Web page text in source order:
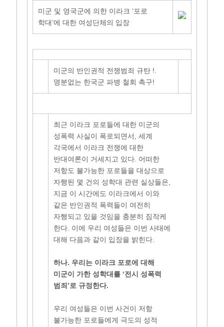
미군 및 영국군에 의한 이라크 ‘포로
학대’에 대한 여성단체의 입장
미군의 반인권적 전쟁범죄 규탄 !.
명분없는 한국군 파병 철회 촉구!
최근 이라크 포로들에 대한 미군의
성폭력 사실이 폭로되면서, 세계
각국에서 이라크 전쟁에 대한
반대여론이 거세지고 있다. 어떠한
저항도 불가능한 포로들을 대상으로
자행된 몇 건의 성학대 관련 실상들은,
지금 이 시간에도 이라크에서 이와
같은 반인권적 폭력들이 여전히
자행되고 있을 것임을 충분히 짐작케
한다. 이에 우리 여성들은 이번 사태에
대해 다음과 같이 입장을 밝힌다.
하나. 우리는 이라크 포로에 대해
미군이 가한 성학대를 ‘전시 성폭력
범죄’로 규정한다.
우리 여성들은 이번 사건이 저항
불가능한 포로들에게 극도의 성적